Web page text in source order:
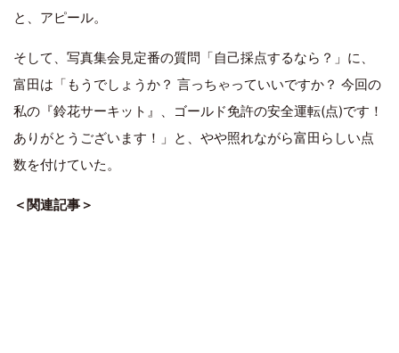
と、アピール。
そして、写真集会見定番の質問「自己採点するなら？」に、
富田は「もうでしょうか？ 言っちゃっていいですか？ 今回の
私の『鈴花サーキット』、ゴールド免許の安全運転(点)です！
ありがとうございます！」と、やや照れながら富田らしい点
数を付けていた。
＜関連記事＞